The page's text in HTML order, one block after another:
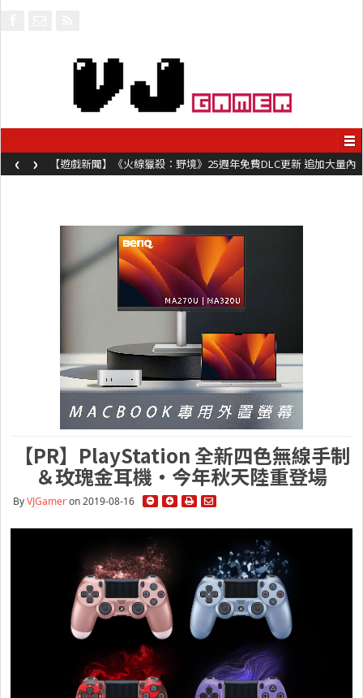
【遊戲新聞】《火線獵殺：野境》25週年免費DLC更新 追加大量內
容同時系舊作限時超平價折扣
‹ ›
【PR】PlayStation 全新四色無線手制
＆玫瑰金耳機・今年秋天陸重登場
ByVJGameron 2019-08-16